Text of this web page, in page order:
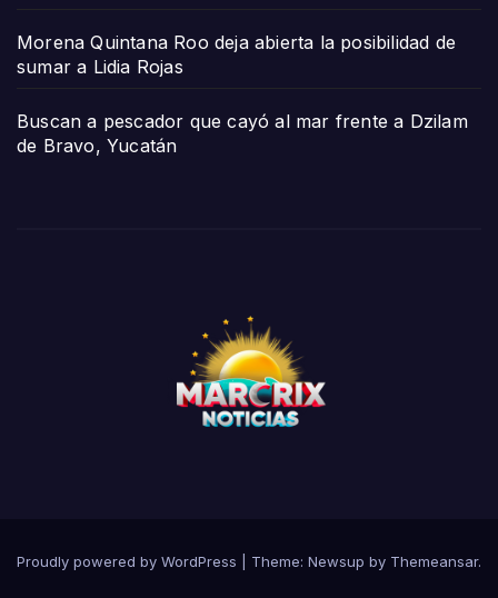
Morena Quintana Roo deja abierta la posibilidad de
sumar a Lidia Rojas
Buscan a pescador que cayó al mar frente a Dzilam
de Bravo, Yucatán
Proudly powered by WordPress Theme: Newsup by Themeansar.